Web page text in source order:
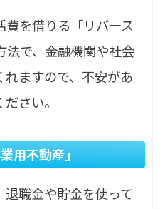
を借りる「リバース
法で、金融機関や社会
ますので、不安があ
さい。
用不動産」
職金や貯金を使って